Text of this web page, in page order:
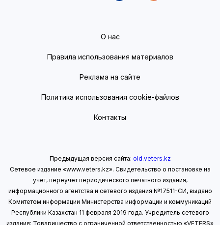
О нас
Правила использования материалов
Реклама на сайте
Политика использования cookie-файлов
Контакты
Предыдущая версия сайта: old.veters.kz
Сетевое издание «www.veters.kz». Свидетельство о постановке на
учет, переучет периодического печатного издания,
информационного агентства и сетевого издания №17511-СИ, выдано
Комитетом информации Министерства информации и коммуникаций
Республики Казахстан 11 февраля 2019 года. Учредитель сетевого
издания: Товарищество с ограниченной ответственностью «VETERS»